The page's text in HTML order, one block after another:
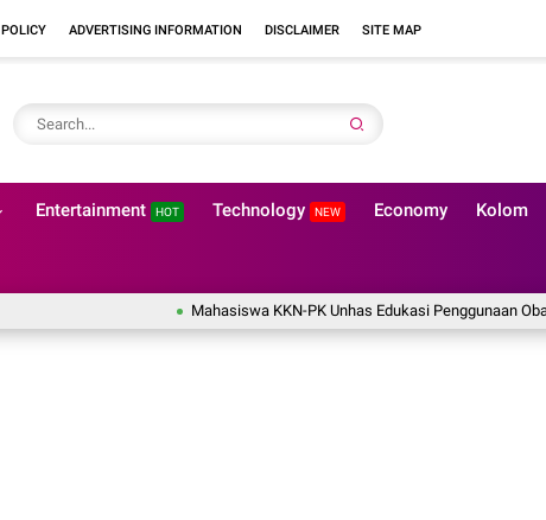
ADVERTISING INFORMATION DISCLAIMER SITE MAP
Entertainment HOT Technology NEW Economy Kolom
Mahasiswa KKN-PK Unhas Edukasi Penggunaan Obat Aman